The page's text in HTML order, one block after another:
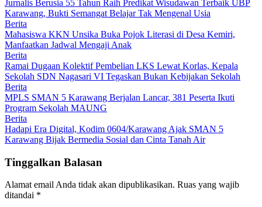
Jurnalis Berusia 55 Tahun Raih Predikat Wisudawan Terbaik UBP
Karawang, Bukti Semangat Belajar Tak Mengenal Usia
Berita
Mahasiswa KKN Unsika Buka Pojok Literasi di Desa Kemiri,
Manfaatkan Jadwal Mengaji Anak
Berita
Ramai Dugaan Kolektif Pembelian LKS Lewat Korlas, Kepala
Sekolah SDN Nagasari VI Tegaskan Bukan Kebijakan Sekolah
Berita
MPLS SMAN 5 Karawang Berjalan Lancar, 381 Peserta Ikuti
Program Sekolah MAUNG
Berita
Hadapi Era Digital, Kodim 0604/Karawang Ajak SMAN 5
Karawang Bijak Bermedia Sosial dan Cinta Tanah Air
Tinggalkan Balasan
Alamat email Anda tidak akan dipublikasikan. Ruas yang wajib
ditandai *